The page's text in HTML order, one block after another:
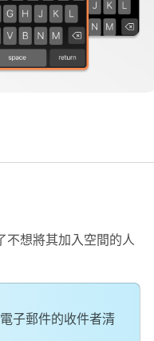
不想將其加入空間的人
子郵件的收件者清